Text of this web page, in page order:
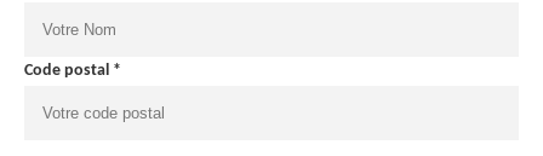
Code postal *